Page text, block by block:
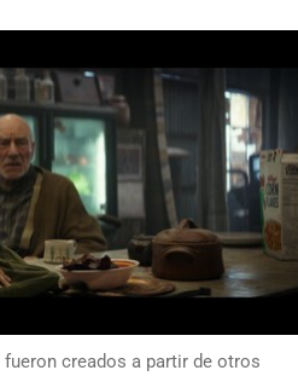
creados a partir de otros